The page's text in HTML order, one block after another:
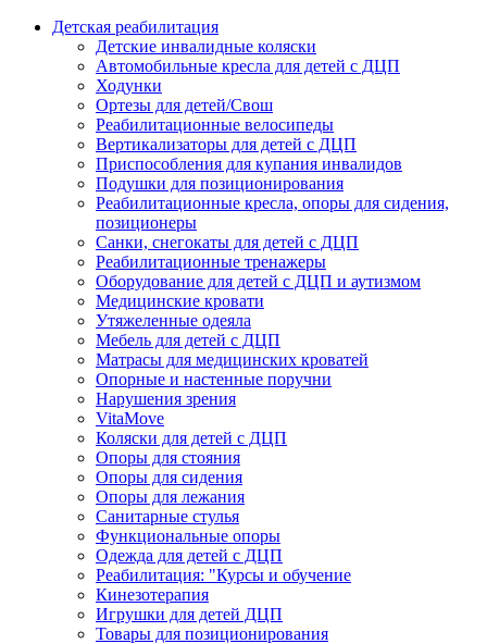
Детская реабилитация
Детские инвалидные коляски
Автомобильные кресла для детей с ДЦП
Ходунки
Ортезы для детей/Свош
Реабилитационные велосипеды
Вертикализаторы для детей с ДЦП
Приспособления для купания инвалидов
Подушки для позиционирования
Реабилитационные кресла, опоры для сидения,
позиционеры
Санки, снегокаты для детей с ДЦП
Реабилитационные тренажеры
Оборудование для детей с ДЦП и аутизмом
Медицинские кровати
Утяжеленные одеяла
Мебель для детей с ДЦП
Матрасы для медицинских кроватей
Опорные и настенные поручни
Нарушения зрения
VitaMove
Коляски для детей с ДЦП
Опоры для стояния
Опоры для сидения
Опоры для лежания
Санитарные стулья
Функциональные опоры
Одежда для детей с ДЦП
Реабилитация: "Курсы и обучение
Кинезотерапия
Игрушки для детей ДЦП
Товары для позиционирования